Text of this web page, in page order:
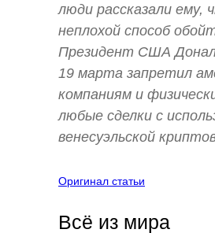
люди рассказали ему,
неплохой способ
Президент США
19 марта запретил
компаниям и
любые сделки с
венесуэльской
Оригинал статьи
Всё из мира